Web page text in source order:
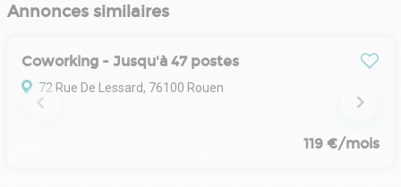
Annonces similaires
Coworking - Jusqu'à 47 postes
72 Rue De Lessard, 76100 Rouen
119 €/mois